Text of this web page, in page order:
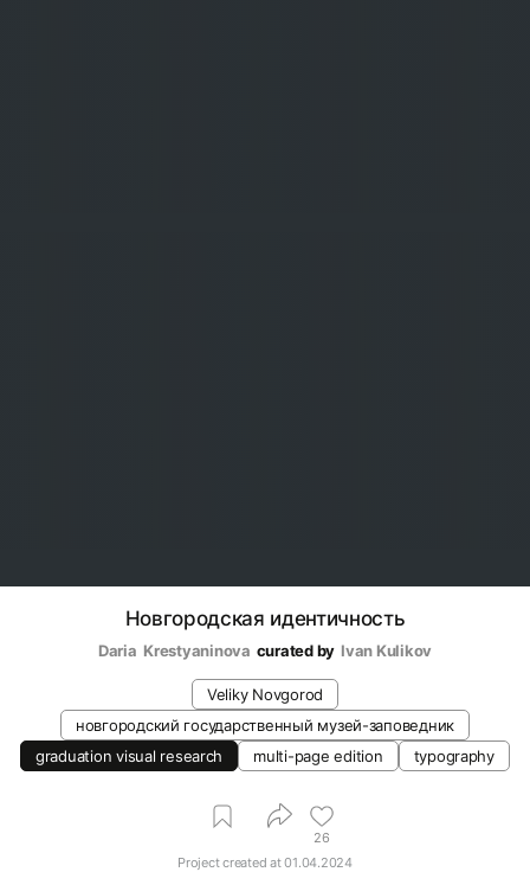
Новгородская идентичность
Daria  Krestyaninova curated by Ivan Kulikov
Veliky Novgorod
новгородский государственный музей-заповедник
graduation visual research
multi-page edition typography
26
Project created at01.04.2024